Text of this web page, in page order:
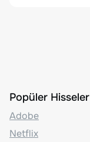
Popüler Hisseler
Adobe
Netflix